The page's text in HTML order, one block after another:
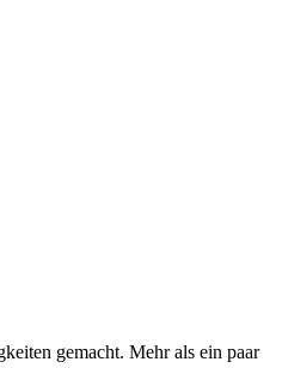
gemacht. Mehr als ein paar